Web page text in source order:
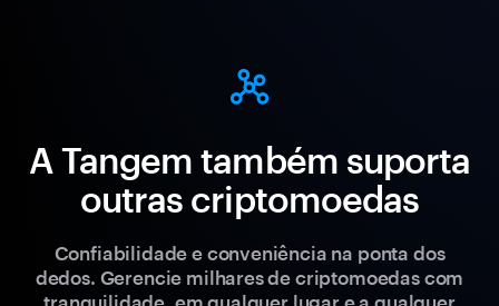
A Tangem também suporta
outras criptomoedas
Confiabilidade e conveniência na ponta dos
dedos. Gerencie milhares de criptomoedas com